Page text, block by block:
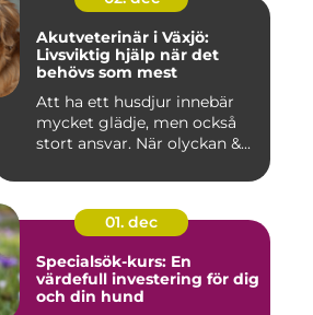
Akutveterinär i Växjö:
Livsviktig hjälp när det
behövs som mest
Att ha ett husdjur innebär
mycket glädje, men också
stort ansvar. När olyckan &...
01. dec
Specialsök-kurs: En
värdefull investering för dig
och din hund